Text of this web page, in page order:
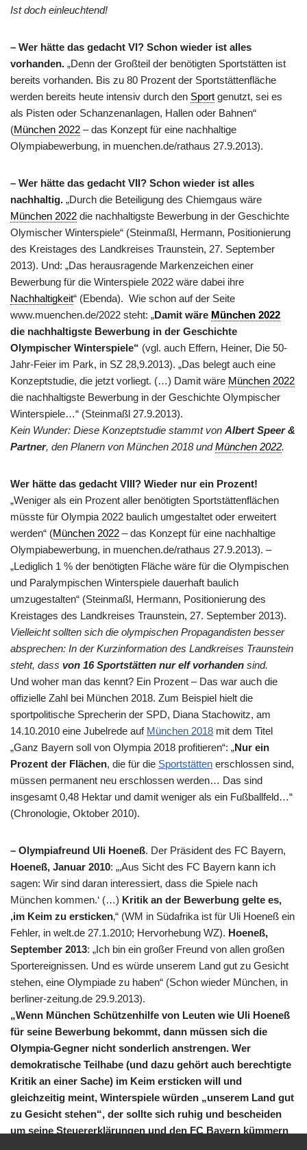
Ist doch einleuchtend!
– Wer hätte das gedacht VI? Schon wieder ist alles
vorhanden. „Denn der Großteil der benötigten Sportstätten ist
bereits vorhanden. Bis zu 80 Prozent der Sportstättenfläche
werden bereits heute intensiv durch den Sport genutzt, sei es
als Pisten oder Schanzenanlagen, Hallen oder Bahnen“
(München 2022 – das Konzept für eine nachhaltige
Olympiabewerbung, in muenchen.de/rathaus 27.9.2013).
– Wer hätte das gedacht VII? Schon wieder ist alles
nachhaltig. „Durch die Beteiligung des Chiemgaus wäre
München 2022 die nachhaltigste Bewerbung in der Geschichte
Olymischer Winterspiele“ (Steinmaßl, Hermann, Positionierung
des Kreistages des Landkreises Traunstein, 27. September
2013). Und: „Das herausragende Markenzeichen einer
Bewerbung für die Winterspiele 2022 wäre dabei ihre
Nachhaltigkeit“ (Ebenda). Wie schon auf der Seite
www.muenchen.de/2022 steht: „Damit wäre München 2022
die nachhaltigste Bewerbung in der Geschichte
Olympischer Winterspiele“ (vgl. auch Effern, Heiner, Die 50-
Jahr-Feier im Park, in SZ 28,9.2013). „Das belegt auch eine
Konzeptstudie, die jetzt vorliegt. (…) Damit wäre München 2022
die nachhaltigste Bewerbung in der Geschichte Olympischer
Winterspiele…“ (Steinmaßl 27.9.2013).
Kein Wunder: Diese Konzeptstudie stammt von Albert Speer &
Partner, den Planern von München 2018 undMünchen 2022.
Wer hätte das gedacht VIII? Wieder nur ein Prozent!
„Weniger als ein Prozent aller benötigten Sportstättenflächen
müsste für Olympia 2022 baulich umgestaltet oder erweitert
werden“ (München 2022 – das Konzept für eine nachhaltige
Olympiabewerbung, in muenchen.de/rathaus 27.9.2013). –
„Lediglich 1 % der benötigten Fläche wäre für die Olympischen
und Paralympischen Winterspiele dauerhaft baulich
umzugestalten“ (Steinmaßl, Hermann, Positionierung des
Kreistages des Landkreises Traunstein, 27. September 2013).
Vielleicht sollten sich die olympischen Propagandisten besser
absprechen: In der Kurzinformation des Landkreises Traunstein
steht, dass von 16 Sportstätten nur elf vorhanden sind.
Und woher man das kennt? Ein Prozent – Das war auch die
offizielle Zahl bei München 2018. Zum Beispiel hielt die
sportpolitische Sprecherin der SPD, Diana Stachowitz, am
14.10.2010 eine Jubelrede auf München 2018 mit dem Titel
„Ganz Bayern soll von Olympia 2018 profitieren“: „Nur ein
Prozent der Flächen, die für die Sportstätten erschlossen sind,
müssen permanent neu erschlossen werden… Das sind
insgesamt 0,48 Hektar und damit weniger als ein Fußballfeld…“
(Chronologie, Oktober 2010).
– Olympiafreund Uli Hoeneß. Der Präsident des FC Bayern,
Hoeneß, Januar 2010: „‚Aus Sicht des FC Bayern kann ich
sagen: Wir sind daran interessiert, dass die Spiele nach
München kommen.‘ (…) Kritik an der Bewerbung gelte es,
‚im Keim zu ersticken‚“ (WM in Südafrika ist für Uli Hoeneß ein
Fehler, in welt.de 27.1.2010; Hervorhebung WZ). Hoeneß,
September 2013: „Ich bin ein großer Freund von allen großen
Sportereignissen. Und es würde unserem Land gut zu Gesicht
stehen, eine Olympiade zu haben“ (Schon wieder München, in
berliner-zeitung.de 29.9.2013).
„Wenn München Schützenhilfe von Leuten wie Uli Hoeneß
für seine Bewerbung bekommt, dann müssen sich die
Olympia-Gegner nicht sonderlich anstrengen. Wer
demokratische Teilhabe (und dazu gehört auch berechtigte
Kritik an einer Sache) im Keim ersticken will und
gleichzeitig meint, Winterspiele würden „unserem Land gut
zu Gesicht stehen“, der sollte sich ruhig und bescheiden
um seine Steuererklärungen und den FC Bayern kümmern